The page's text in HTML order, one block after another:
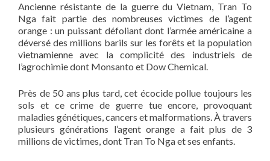
Ancienne résistante de la guerre du Vietnam, Tran To
Nga fait partie des nombreuses victimes de l’agent
orange : un puissant défoliant dont l’armée américaine a
déversé des millions barils sur les forêts et la population
vietnamienne avec la complicité des industriels de
l’agrochimie dont Monsanto et Dow Chemical.
Près de 50 ans plus tard, cet écocide pollue toujours les
sols et ce crime de guerre tue encore, provoquant
maladies génétiques, cancers et malformations. À travers
plusieurs générations l’agent orange a fait plus de 3
millions de victimes, dont Tran To Nga et ses enfants.